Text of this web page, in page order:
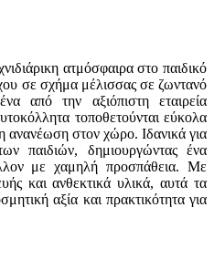
ατμόσφαιρα στο παιδικό
σε σχήμα μέλισσας σε ζωντανό
από την αξιόπιστη εταιρεία
τοποθετούνται εύκολα
ανανέωση στον χώρο. Ιδανικά για
παιδιών, δημιουργώντας ένα
με χαμηλή προσπάθεια. Με
και ανθεκτικά υλικά, αυτά τα
αξία και πρακτικότητα για